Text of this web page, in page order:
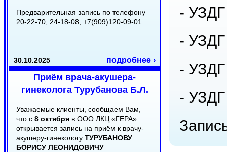
Предварительная запись по телефону
20-22-70, 24-18-08, +7(909)120-09-01
30.10.2025 подробнее ›
Приём врача-акушера-
гинеколога Турубанова Б.Л.
Уважаемые клиенты, сообщаем Вам,
что с 8 октября в ООО ЛКЦ «ГЕРА»
открывается запись на приём к врачу-
акушеру-гинекологу ТУРУБАНОВУ
БОРИСУ ЛЕОНИДОВИЧУ
- УЗДГ
- УЗДГ
-
-